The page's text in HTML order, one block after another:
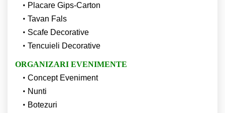
Placare Gips-Carton
Tavan Fals
Scafe Decorative
Tencuieli Decorative
ORGANIZARI EVENIMENTE
Concept Eveniment
Nunti
Botezuri